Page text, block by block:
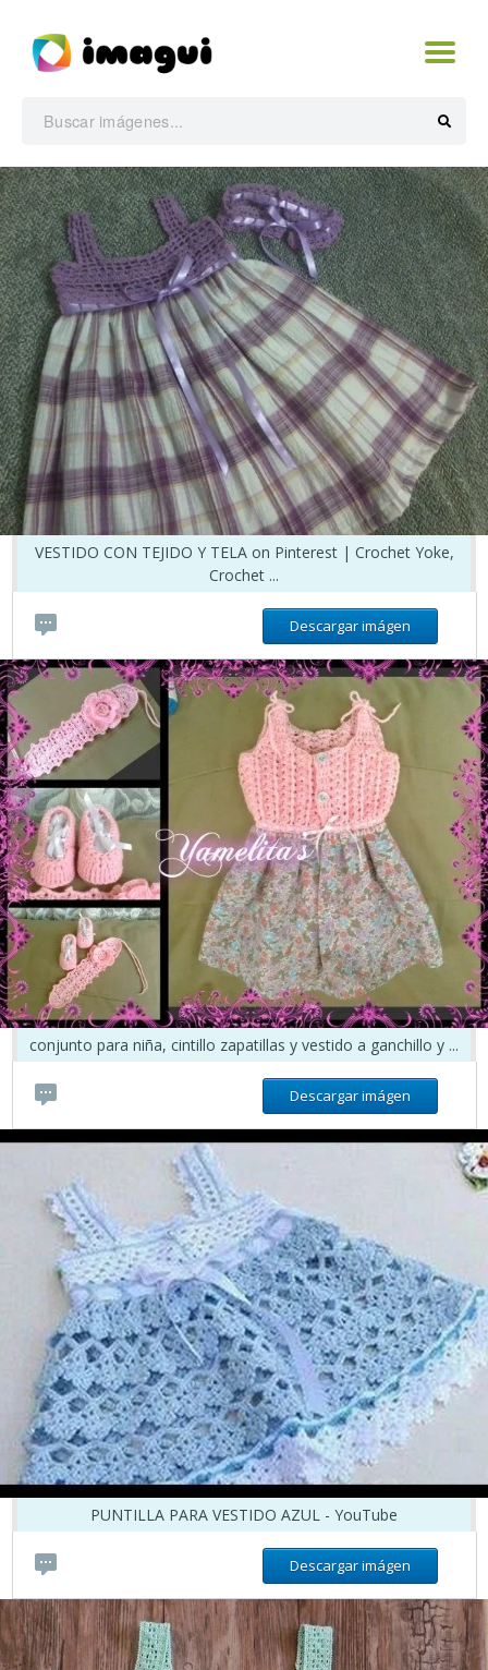
VESTIDO CON TEJIDO Y TELA on Pinterest | Crochet Yoke,
Crochet ...
Descargar imágen
conjunto para niña, cintillo zapatillas y vestido a ganchillo y ...
Descargar imágen
PUNTILLA PARA VESTIDO AZUL - YouTube
Descargar imágen